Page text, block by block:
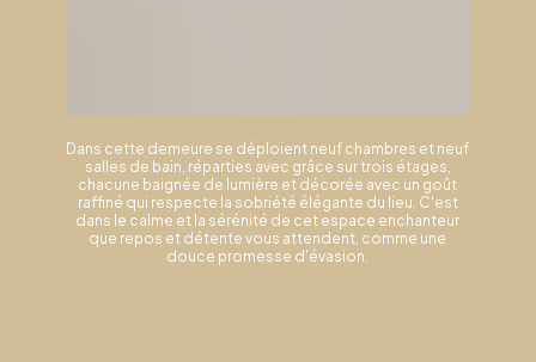
Dans cette demeure se déploient neuf chambres et neuf
salles de bain, réparties avec grâce sur trois étages,
chacune baignée de lumière et décorée avec un goût
raffiné qui respecte la sobriété élégante du lieu. C'est
dans le calme et la sérénité de cet espace enchanteur
que repos et détente vous attendent, comme une
douce promesse d'évasion.